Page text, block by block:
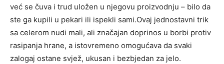
već se čuva i trud uložen u njegovu proizvodnju – bilo da
ste ga kupili u pekari ili ispekli sami.Ovaj jednostavni trik
sa celerom nudi mali, ali značajan doprinos u borbi protiv
rasipanja hrane, a istovremeno omogućava da svaki
zalogaj ostane svjež, ukusan i bezbjedan za jelo.